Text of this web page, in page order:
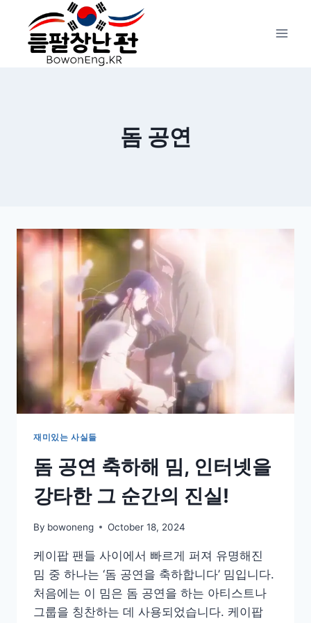
content
돔 공연
재미있는 사실들
돔 공연 축하해 밈, 인터넷을
강타한 그 순간의 진실!
By bowoneng October 18, 2024
케이팝 팬들 사이에서 빠르게 퍼져 유명해진
밈 중 하나는 ‘돔 공연을 축하합니다’ 밈입니다.
처음에는 이 밈은 돔 공연을 하는 아티스트나
그룹을 칭찬하는 데 사용되었습니다. 케이팝